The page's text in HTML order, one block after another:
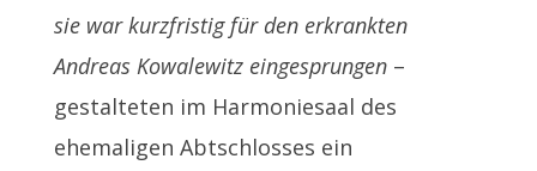
sie war kurzfristig für den erkrankten
Andreas Kowalewitz eingesprungen–
gestalteten im Harmoniesaal des
ehemaligen Abtschlosses ein